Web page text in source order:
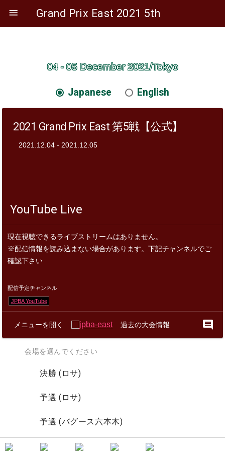
 Grand Prix East 2021 5th
04 - 05 December 2021/Tokyo
Japanese English
2021 Grand Prix East 第5戦【公式】
2021.12.04 - 2021.12.05
YouTube Live
現在視聴できるライブストリームはありません。
※配信情報を読み込まない場合があります。下記チャンネルでご
確認下さい
配信予定チャンネル
JPBA YouTube
メニューを開く 過去の大会情報 comment
会場を選んでください
決勝 (ロサ)
予選 (ロサ)
予選 (バグース六本木)
予選 (バグース川崎)